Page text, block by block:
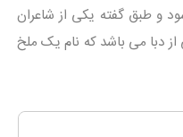
و طبق گفته یکی از شاعران
دبا می باشد که نام یک ملخ